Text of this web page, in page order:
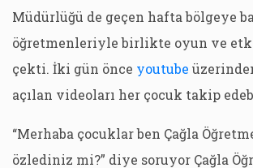
Müdürlüğü de geçen hafta bölgeye
öğretmenleriyle birlikte oyun ve
çekti. İki gün önce youtube
açılan videoları her çocuk takip
“Merhaba çocuklar ben Çağla
özlediniz mi?” diye soruyor Çağla